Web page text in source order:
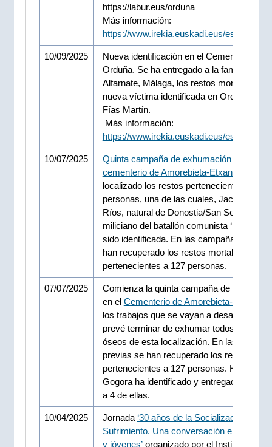
https://labur.eus/orduna
Más información:
https://www.irekia.euskadi.eus/es/news/
10/09/2025
Nueva identificación en el Cementerio de
Orduña. Se ha entregado a la familia, en
Alfarnate, Málaga, los restos mortales de
nueva víctima identificada en Orduña,
Fías Martín.
Más información:
https://www.irekia.euskadi.eus/es/news/
10/07/2025
Quinta campaña de exhumación en el
cementerio de Amorebieta-Etxano
localizado los restos pertenecientes a 23
personas, una de las cuales, Jacinto Polo
Ríos, natural de Donostia/San Sebastián y
miliciano del batallón comunista
sido identificada. En las campañas
han recuperado los restos mortales
pertenecientes a 127 personas.
07/07/2025
Comienza la quinta campaña de
en el Cementerio de Amorebieta-Etxano
los trabajos que se vayan a desarrollar, se
prevé terminar de exhumar todos los
óseos de esta localización. En las
previas se han recuperado los restos
pertenecientes a 127 personas. Hasta la
Gogora ha identificado y entregado a la
a 4 de ellas.
10/04/2025 Jornada ‘30 años de la Socialización del
Sufrimiento. Una conversación entre
y jóvenes’organizado por el Instituto de la